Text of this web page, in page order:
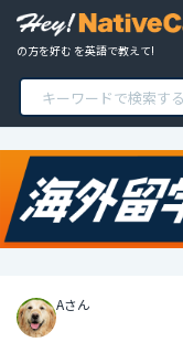
の方を好む を英語で教えて!
Aさん